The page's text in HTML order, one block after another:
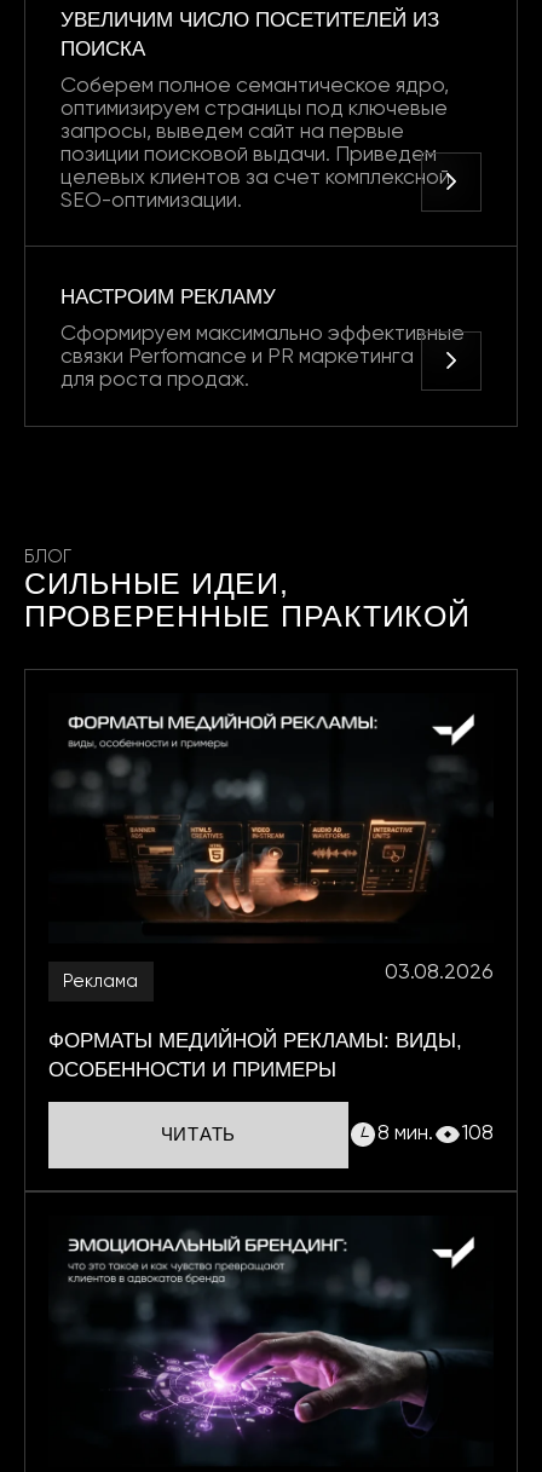
УВЕЛИЧИМ ЧИСЛО ПОСЕТИТЕЛЕЙ ИЗ
ПОИСКА
Соберем полное семантическое ядро,
оптимизируем страницы под ключевые
запросы, выведем сайт на первые
позиции поисковой выдачи. Приведем
целевых клиентов за счет комплексной
SEO-оптимизации.
НАСТРОИМ РЕКЛАМУ
Сформируем максимально эффективные
связки Perfomance и PR маркетинга
для роста продаж.
БЛОГ
СИЛЬНЫЕ ИДЕИ,
ПРОВЕРЕННЫЕ ПРАКТИКОЙ
Реклама 03.08.2026
ФОРМАТЫ МЕДИЙНОЙ РЕКЛАМЫ: ВИДЫ,
ОСОБЕННОСТИ И ПРИМЕРЫ
ЧИТАТЬ 8 мин. 108